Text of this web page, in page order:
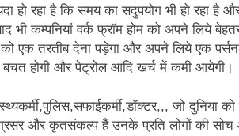
रहा है कि समय का सदुपयोग भी हो रहा है
भी कम्पनियां वर्क फ्रॉम होम को अपने लिये
एक तरतीब देना पड़ेगा और अपने लिये एक
होगी और पेट्रोल आदि खर्च में कमी आयेगी।
जो
और कृतसंकल्प हैं उनके प्रति लोगों की सोच